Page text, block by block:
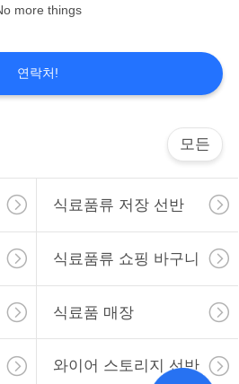
열대
토리지 선
more things
연락처!
모든
식료품류 저장 선반
식료품류 쇼핑 바구니
식료품 매장
와이어 스토리지 선반